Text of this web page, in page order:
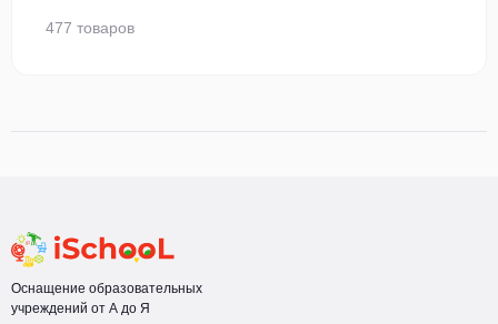
477 товаров
Оснащение образовательных
учреждений от А до Я